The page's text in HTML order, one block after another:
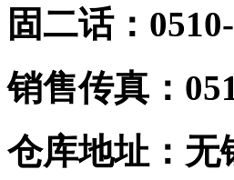
固二话：
销售传真：
仓库地址：无